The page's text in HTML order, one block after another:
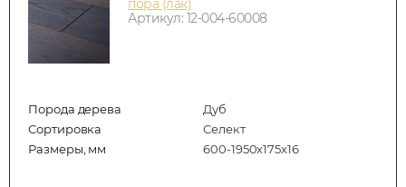
пора (лак)
Артикул: 12-004-60008
Порода дерева
Дуб
Сортировка
Селект
Размеры, мм
600-1950x175x16